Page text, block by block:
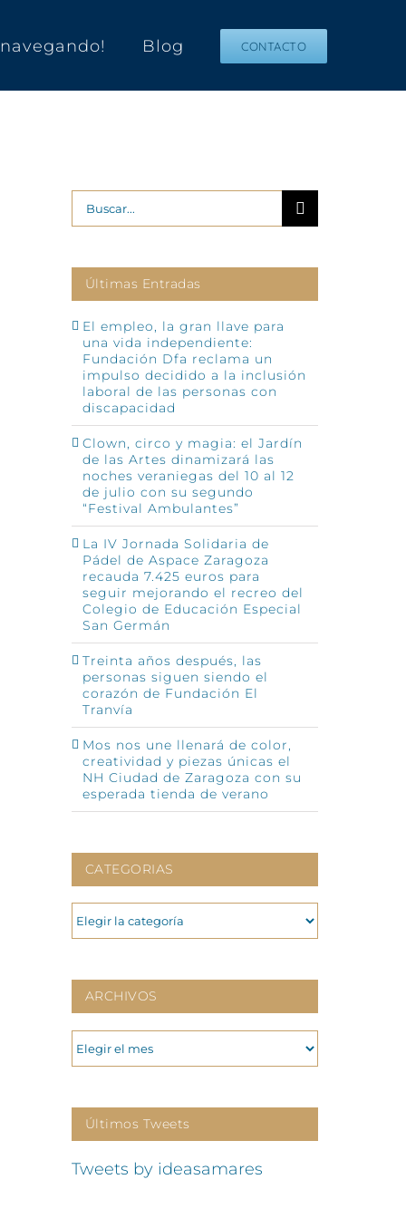
navegando! Blog CONTACTO
Buscar:
Últimas Entradas
El empleo, la gran llave para
una vida independiente:
Fundación Dfa reclama un
impulso decidido a la inclusión
laboral de las personas con
discapacidad
Clown, circo y magia: el Jardín
de las Artes dinamizará las
noches veraniegas del 10 al 12
de julio con su segundo
“Festival Ambulantes”
La IV Jornada Solidaria de
Pádel de Aspace Zaragoza
recauda 7.425 euros para
seguir mejorando el recreo del
Colegio de Educación Especial
San Germán
Treinta años después, las
personas siguen siendo el
corazón de Fundación El
Tranvía
Mos nos une llenará de color,
creatividad y piezas únicas el
NH Ciudad de Zaragoza con su
esperada tienda de verano
CATEGORIAS
CATEGORIAS
ARCHIVOS
ARCHIVOS
Últimos Tweets
Tweets by ideasamares